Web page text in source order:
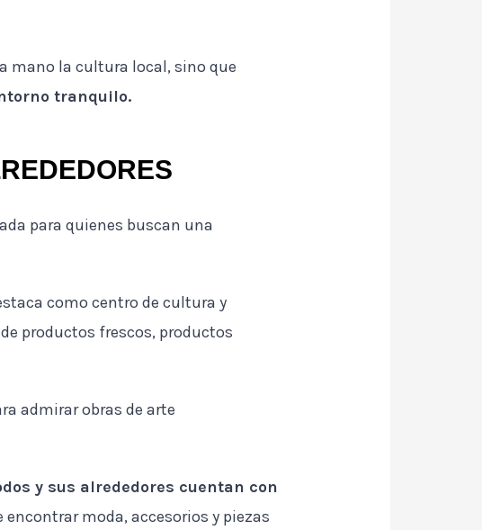
mano la cultura local, sino que
tranquilo.
para quienes buscan una
como centro de cultura y
productos frescos, productos
admirar obras de arte
y sus alrededores cuentan con
encontrar moda, accesorios y piezas